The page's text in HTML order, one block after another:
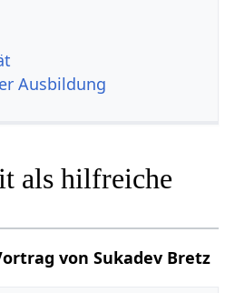
Ausbildung
als hilfreiche
von Sukadev Bretz